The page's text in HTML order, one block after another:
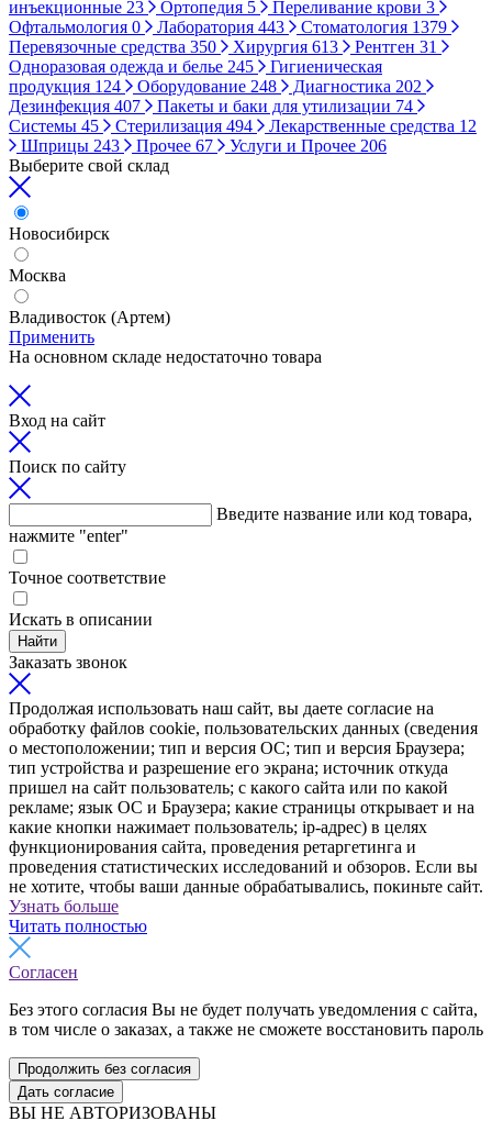
инъекционные 23 Ортопедия 5 Переливание крови 3
Офтальмология 0 Лаборатория 443 Стоматология 1379
Перевязочные средства 350 Хирургия 613 Рентген 31
Одноразовая одежда и белье 245
Гигиеническая
продукция 124 Оборудование 248 Диагностика 202
Дезинфекция 407 Пакеты и баки для утилизации 74
Системы 45 Стерилизация 494 Лекарственные средства 12
Шприцы 243 Прочее 67 Услуги и Прочее 206
Выберите свой склад
Новосибирск
Москва
Владивосток (Артем)
Применить
На основном складе недостаточно товара
Вход на сайт
Поиск по сайту
Введите название или код товара,
нажмите "enter"
Точное соответствие
Искать в описании
Найти
Заказать звонок
Продолжая использовать наш сайт, вы даете согласие на
обработку файлов cookie, пользовательских данных (сведения
о местоположении; тип и версия ОС; тип и версия Браузера;
тип устройства и разрешение его экрана; источник откуда
пришел на сайт пользователь; с какого сайта или по какой
рекламе; язык ОС и Браузера; какие страницы открывает и на
какие кнопки нажимает пользователь; ip-адрес) в целях
функционирования сайта, проведения ретаргетинга и
проведения статистических исследований и обзоров. Если вы
не хотите, чтобы ваши данные обрабатывались, покиньте сайт.
Узнать больше
Читать полностью
Согласен
Без этого согласия Вы не будет получать уведомления с сайта,
в том числе о заказах, а также не сможете восстановить пароль
Продолжить без согласия
Дать согласие
ВЫ НЕ АВТОРИЗОВАНЫ